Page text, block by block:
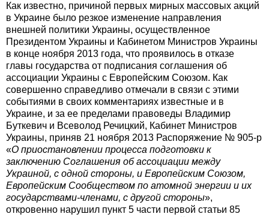
Как известно, причиной первых мирных массовых акций
в Украине было резкое изменение направления
внешней политики Украины, осуществленное ​​
Президентом Украины и Кабинетом Министров Украины
в конце ноября 2013 года, что проявилось в отказе
главы государства от подписания соглашения об
ассоциации Украины с Европейским Союзом. Как
совершенно справедливо отмечали в связи с этими
событиями в своих комментариях известные и в
Украине, и за ее пределами правоведы Владимир
Буткевич и Всеволод Речицкий, Кабинет Министров
Украины, приняв 21 ноября 2013 Распоряжение № 905-р
«О приостановлении процесса подготовки к
заключению Соглашения об ассоциации между
Украиной, с одной стороны, и Европейским Союзом,
Европейским Сообществом по атомной энергии и их
государствами-членами, с другой стороны»,
откровенно нарушил пункт 5 части первой статьи 85